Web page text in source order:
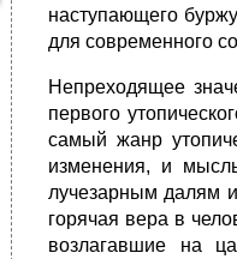
наступающего
для современного
Непреходящее
первого
самый жанр
изменения, и
лучезарным далям
горячая вера в
возлагавшие на